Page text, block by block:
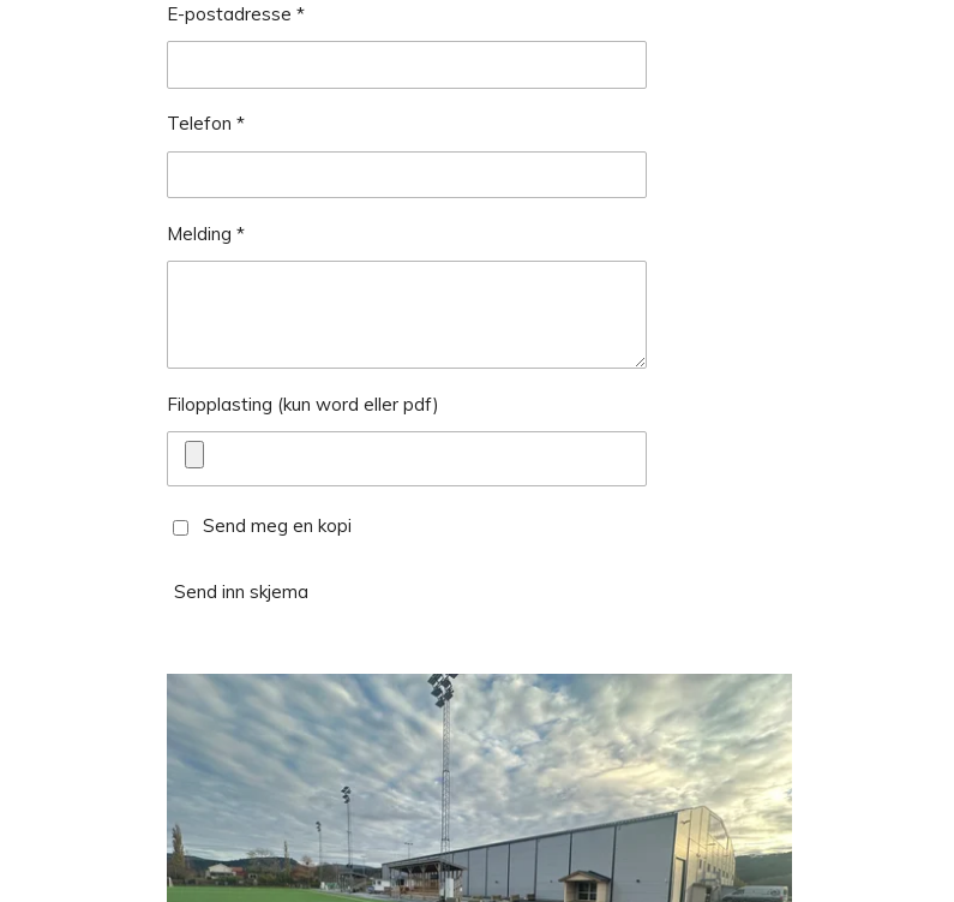
E-postadresse *
Telefon *
Melding *
Filopplasting (kun word eller pdf)
Send meg en kopi
Send inn skjema